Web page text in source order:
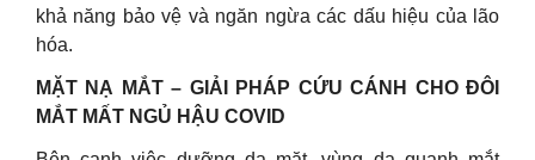
khả năng bảo vệ và ngăn ngừa các dấu hiệu của lão
hóa.
MẶT NẠ MẮT – GIẢI PHÁP CỨU CÁNH CHO ĐÔI
MẮT MẤT NGỦ HẬU COVID